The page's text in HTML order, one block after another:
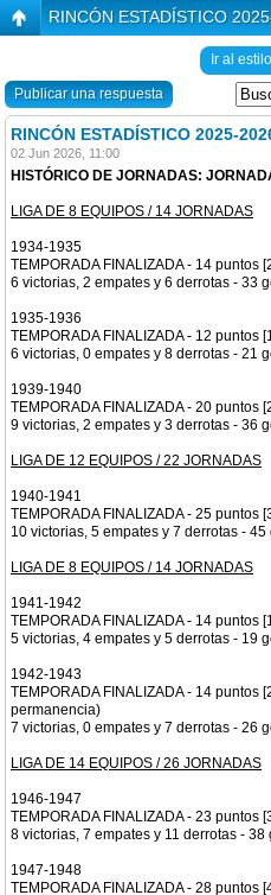
RINCÓN ESTADÍSTICO
Ir al
Publicar una respuesta
RINCÓN ESTADÍSTICO 2025-
02 Jun 2026, 11:00
HISTÓRICO DE JORNADAS:
LIGA DE 8 EQUIPOS / 14 JORNADAS
1934-1935
TEMPORADA FINALIZADA - 14 puntos
6 victorias, 2 empates y 6 derrotas - 33
1935-1936
TEMPORADA FINALIZADA - 12 puntos
6 victorias, 0 empates y 8 derrotas - 21
1939-1940
TEMPORADA FINALIZADA - 20 puntos
9 victorias, 2 empates y 3 derrotas - 36
LIGA DE 12 EQUIPOS / 22 JORNADAS
1940-1941
TEMPORADA FINALIZADA - 25 puntos
10 victorias, 5 empates y 7 derrotas -
LIGA DE 8 EQUIPOS / 14 JORNADAS
1941-1942
TEMPORADA FINALIZADA - 14 puntos
5 victorias, 4 empates y 5 derrotas - 19
1942-1943
TEMPORADA FINALIZADA - 14 puntos
permanencia)
7 victorias, 0 empates y 7 derrotas - 26
LIGA DE 14 EQUIPOS / 26 JORNADAS
1946-1947
TEMPORADA FINALIZADA - 23 puntos
8 victorias, 7 empates y 11 derrotas -
1947-1948
TEMPORADA FINALIZADA - 28 puntos